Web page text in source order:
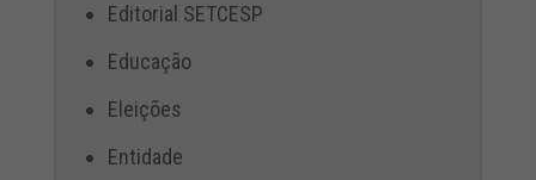
Editorial SETCESP
Educação
Eleições
Entidade